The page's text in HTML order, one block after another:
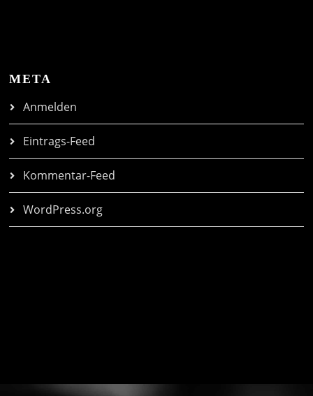
META
Anmelden
Eintrags-Feed
Kommentar-Feed
WordPress.org